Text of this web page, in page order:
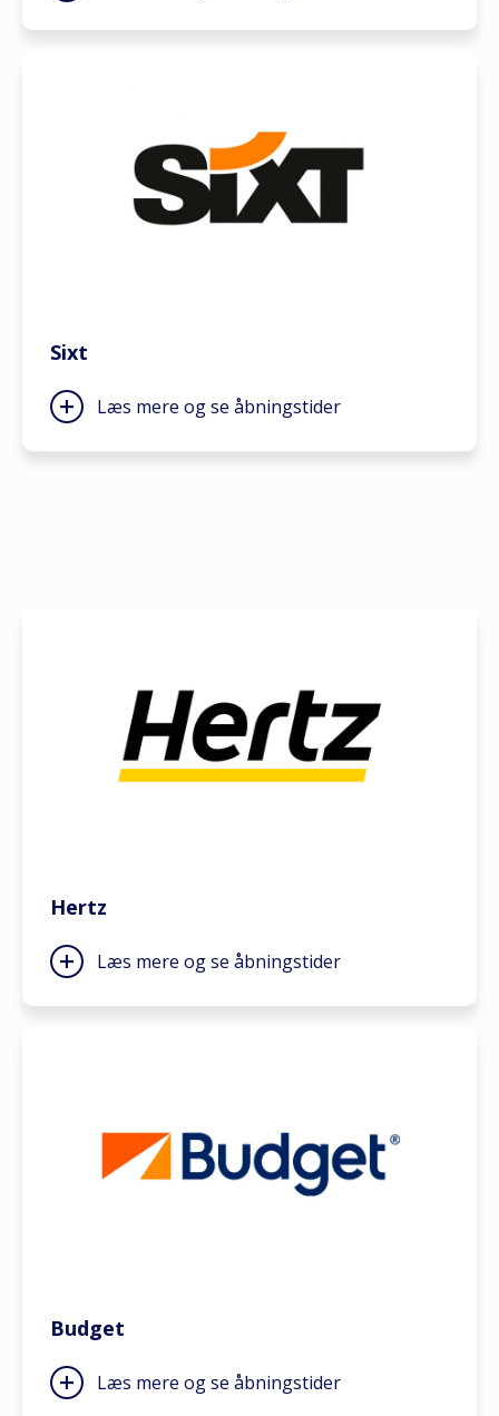
Sixt
Læs mere og se åbningstider
Hertz
Læs mere og se åbningstider
Budget
Læs mere og se åbningstider